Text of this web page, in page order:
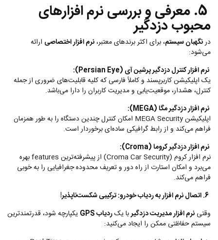
5. معرفی و بررسی نرم افزارهای
محبوب دزدگیر
درنگهبان سیستم، برای اکثر برندهای معتبر،نرم افزار اختصاصی ارائه
می‌شود:
نرم افزار کنترل دزدگیر پرشین آی (Persian Eye):
یک اپلیکیشن کاربرپسند و کاملاً فارسی که کلیه قابلیت‌های ضروری از جمله
کنترل، هشدار، موقعیت‌یابی و مدیریت کاربران را دارا می‌باشد.
نرم افزار دزدگیر مگا (MEGA):
اپلیکیشن MEGA Security امکان کنترل چندین دستگاه را به طور همزمان
فراهم می‌کند و از رابط گرافیکی ساده‌ای برخوردار است.
نرم افزار دزدگیر کروما (Croma):
نرم افزار کروم (Croma Car Security) از پیشرفته‌ترین features بهره
می‌برد و امکان استارت از راه دور و تعریف محدوده جغرافیایی را به خوبی
فراهم می‌کند.
وقتی نرم افزار مدیریت دزدگیربا یکردیاب GPS
یکپارچه شود، قدرتمندترین
سیستم حفاظتی ممکن را ایجاد می‌کنید: